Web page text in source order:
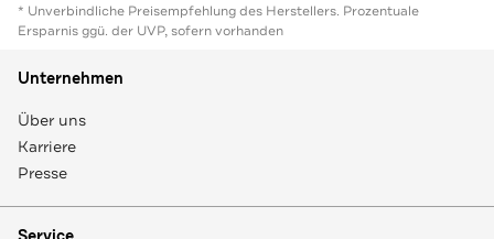
* Unverbindliche Preisempfehlung des Herstellers. Prozentuale
Ersparnis ggü. der UVP, sofern vorhanden
Unternehmen
Über uns
Karriere
Presse